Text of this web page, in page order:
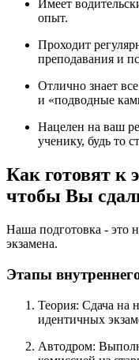
Имеет
опыт.
Проходит
преподавания и
Отлично знает
и «подводные
Нацелен на ваш
ученику, будь то
Как готовят к
чтобы Вы
Наша подготовка - это
экзамена.
Этапы
Теория: Сдача на
идентичных
Автодром: